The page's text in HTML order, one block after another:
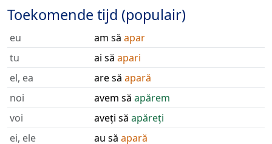
Toekomende tijd (populair)
eu am să apar
tu
ai să apari
el, ea
are să apară
noi
avem să apărem
voi
aveți să apăreți
ei, ele
au să apară